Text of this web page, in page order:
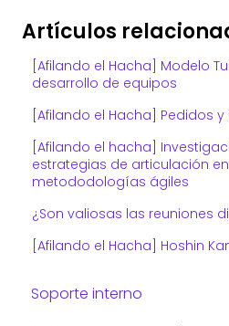
Artículos
[Afilando el Hacha] Modelo
desarrollo de equipos
[Afilando el Hacha] Pedidos y
[Afilando el hacha]
estrategias de articulación
metododologías ágiles
¿Son valiosas las reuniones
[Afilando el Hacha] Hoshin
Soporte interno